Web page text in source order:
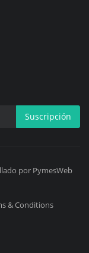
Suscripción
por PymesWeb
& Conditions